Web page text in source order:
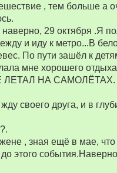
, тем больше а
29 октября .Я
и иду к метро...В
По пути зашёл к
мне хорошего
НА САМОЛЁТАХ.
своего друга, и в
, зная ещё в мае, что
этого